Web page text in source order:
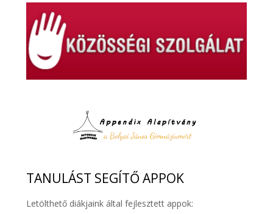
TANULÁST SEGÍTŐ APPOK
Letölthető diákjaink által fejlesztett appok: